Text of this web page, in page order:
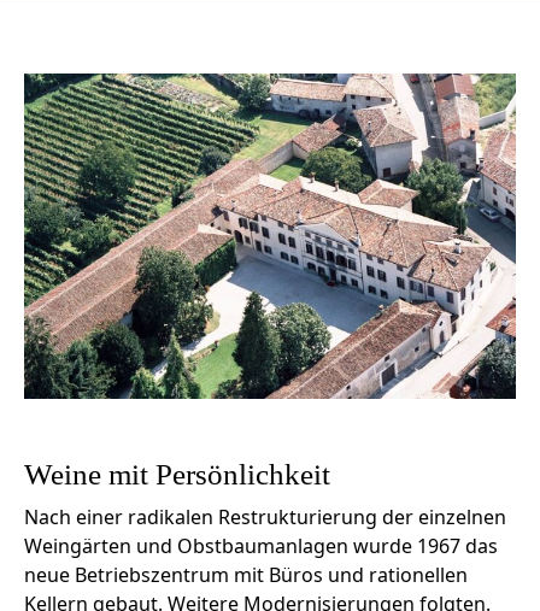
Weine mit Persönlichkeit
Nach einer radikalen Restrukturierung der einzelnen
Weingärten und Obstbaumanlagen wurde 1967 das
neue Betriebszentrum mit Büros und rationellen
Kellern gebaut. Weitere Modernisierungen folgten.